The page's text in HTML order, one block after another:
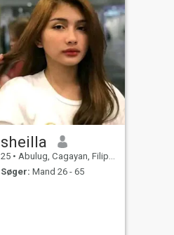
sheilla
25 • Abulug, Cagayan, Filippinerne
Søger: Mand 26 - 65